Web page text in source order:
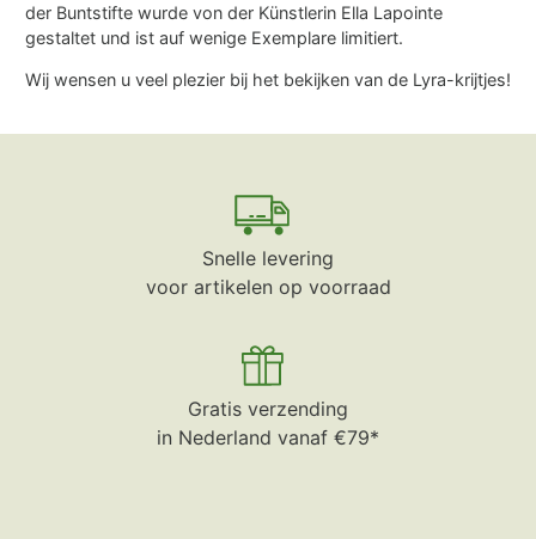
der Buntstifte wurde von der Künstlerin Ella Lapointe
gestaltet und ist auf wenige Exemplare limitiert.
Wij wensen u veel plezier bij het bekijken van de Lyra-krijtjes!
Snelle levering
voor artikelen op voorraad
Gratis verzending
in Nederland vanaf €79*